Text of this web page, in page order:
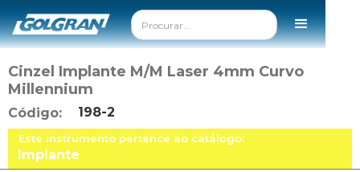
Cinzel Implante M/M Laser 4mm Curvo
Millennium
Código: 198-2
Este instrumento pertence ao catálogo:
Implante